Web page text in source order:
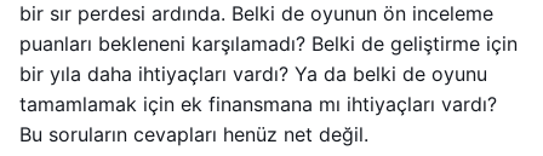
bir sır perdesi ardında. Belki de oyunun ön inceleme
puanları bekleneni karşılamadı? Belki de geliştirme için
bir yıla daha ihtiyaçları vardı? Ya da belki de oyunu
tamamlamak için ek finansmana mı ihtiyaçları vardı?
Bu soruların cevapları henüz net değil.